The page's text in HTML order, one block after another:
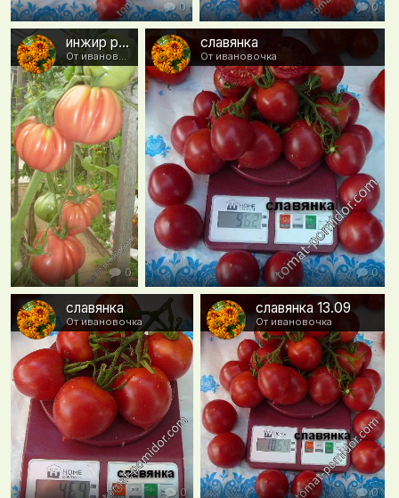
0 0
инжир розовый
От ивановочка
0
славянка
От ивановочка
0
славянка
От ивановочка
0
славянка 13.09
От ивановочка
0